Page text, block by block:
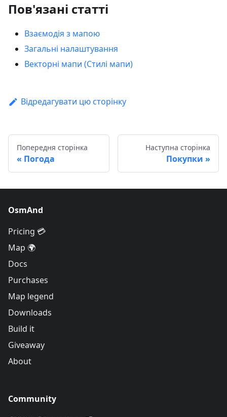
Пов'язані статті
Взаємодія з мапою
Загальні налаштування
Векторні мапи (Стилі мапи)
Відредагувати цю сторінку
Попередня сторінка
Погода
Наступна сторінка
Покупки
OsmAnd
Pricing 💳
Map 🌍
Docs
Purchases
Map legend
Downloads
Build it
Giveaway
About
Community